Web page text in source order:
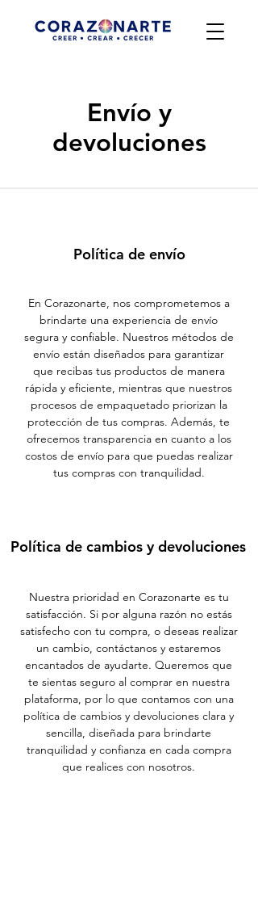
Envío y
devoluciones
Política de envío
En Corazonarte, nos comprometemos a
brindarte una experiencia de envío
segura y confiable. Nuestros métodos de
envío están diseñados para garantizar
que recibas tus productos de manera
rápida y eficiente, mientras que nuestros
procesos de empaquetado priorizan la
protección de tus compras. Además, te
ofrecemos transparencia en cuanto a los
costos de envío para que puedas realizar
tus compras con tranquilidad.
Política de cambios y devoluciones
Nuestra prioridad en Corazonarte es tu
satisfacción. Si por alguna razón no estás
satisfecho con tu compra, o deseas realizar
un cambio, contáctanos y estaremos
encantados de ayudarte. Queremos que
te sientas seguro al comprar en nuestra
plataforma, por lo que contamos con una
política de cambios y devoluciones clara y
sencilla, diseñada para brindarte
tranquilidad y confianza en cada compra
que realices con nosotros.